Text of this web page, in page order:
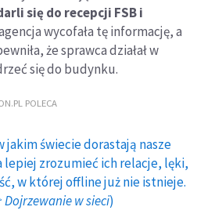
się do recepcji FSB i
wycofała tę informację, a
że sprawca działał w
się do budynku.
POLECA
jakim świecie dorastają nasze
lepiej zrozumieć ich relacje, lęki,
w której offline już nie istnieje.
Dojrzewanie w sieci)